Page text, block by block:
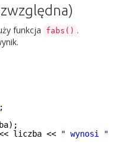
funkcja fabs() .
;
liczba << " wynosi "